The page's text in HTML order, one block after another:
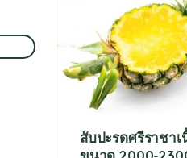
สับปะรดศรีราชาเ